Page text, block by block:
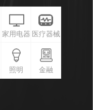
家用电器 医疗器械
照明 金融